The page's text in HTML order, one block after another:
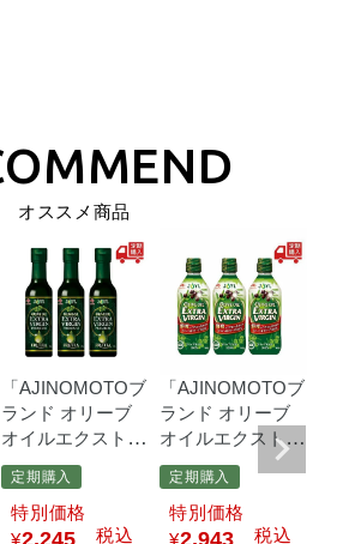
オススメ商品
「AJINOMOTOブ
ランド オリーブ
オイルエクストラ
バージ
ンFRUTIA
IUM」１８０ｇ瓶
×3本
定期購入
価格
¥
税込
「AJINOMOTOブ
ランド オリーブ
オイルエクストラ
バージン」
４０
０ｇ瓶×3本
定期購入
価格
¥
税込